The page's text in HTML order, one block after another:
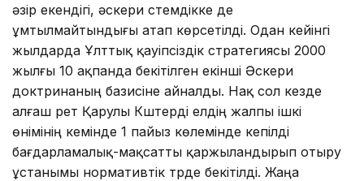
әзір екендігі, әскери үстемдікке де
ұмтылмайтындығы атап көрсетілді. Одан кейінгі
жылдарда Ұлттық қауіпсіздік стратегиясы 2000
жылғы 10 ақпанда бекітілген екінші Әскери
доктринаның базисіне айналды. Нақ сол кезде
алғаш рет Қарулы Күштерді елдің жалпы ішкі
өнімінің кемінде 1 пайыз көлемінде кепілді
бағдарламалық-мақсатты қаржыландырып отыру
ұстанымы нормативтік түрде бекітілді. Жаңа